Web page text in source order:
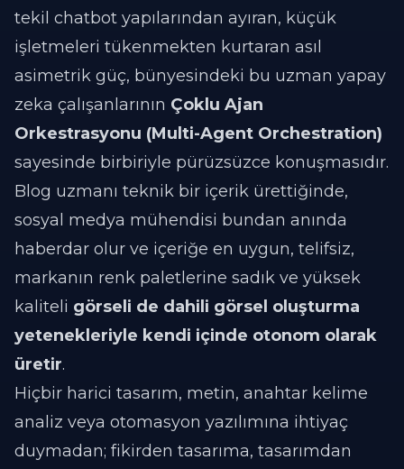
tekil chatbot yapılarından ayıran, küçük
işletmeleri tükenmekten kurtaran asıl
asimetrik güç, bünyesindeki bu uzman yapay
zeka çalışanlarının Çoklu Ajan
Orkestrasyonu (Multi-Agent Orchestration)
sayesinde birbiriyle pürüzsüzce konuşmasıdır.
Blog uzmanı teknik bir içerik ürettiğinde,
sosyal medya mühendisi bundan anında
haberdar olur ve içeriğe en uygun, telifsiz,
markanın renk paletlerine sadık ve yüksek
kaliteli görseli de dahili görsel oluşturma
yetenekleriyle kendi içinde otonom olarak
üretir.
Hiçbir harici tasarım, metin, anahtar kelime
analiz veya otomasyon yazılımına ihtiyaç
duymadan; fikirden tasarıma, tasarımdan